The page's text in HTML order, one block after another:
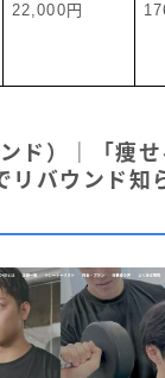
22,000円
ド）｜「痩せ
リバウンド知